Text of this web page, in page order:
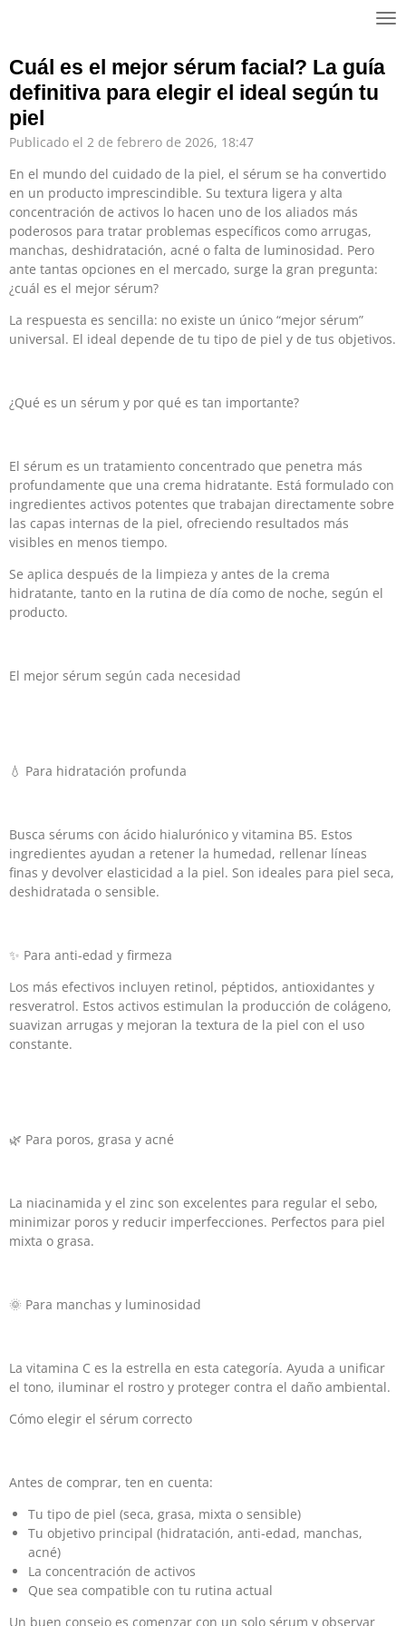
contenido
principal
Cuál es el mejor sérum facial? La guía
definitiva para elegir el ideal según tu
piel
Publicado el 2 de febrero de 2026, 18:47
En el mundo del cuidado de la piel, el sérum se ha convertido
en un producto imprescindible. Su textura ligera y alta
concentración de activos lo hacen uno de los aliados más
poderosos para tratar problemas específicos como arrugas,
manchas, deshidratación, acné o falta de luminosidad. Pero
ante tantas opciones en el mercado, surge la gran pregunta:
¿cuál es el mejor sérum?
La respuesta es sencilla: no existe un único “mejor sérum”
universal. El ideal depende de tu tipo de piel y de tus objetivos.
¿Qué es un sérum y por qué es tan importante?
El sérum es un tratamiento concentrado que penetra más
profundamente que una crema hidratante. Está formulado con
ingredientes activos potentes que trabajan directamente sobre
las capas internas de la piel, ofreciendo resultados más
visibles en menos tiempo.
Se aplica después de la limpieza y antes de la crema
hidratante, tanto en la rutina de día como de noche, según el
producto.
El mejor sérum según cada necesidad
💧 Para hidratación profunda
Busca sérums con ácido hialurónico y vitamina B5. Estos
ingredientes ayudan a retener la humedad, rellenar líneas
finas y devolver elasticidad a la piel. Son ideales para piel seca,
deshidratada o sensible.
✨ Para anti-edad y firmeza
Los más efectivos incluyen retinol, péptidos, antioxidantes y
resveratrol. Estos activos estimulan la producción de colágeno,
suavizan arrugas y mejoran la textura de la piel con el uso
constante.
🌿 Para poros, grasa y acné
La niacinamida y el zinc son excelentes para regular el sebo,
minimizar poros y reducir imperfecciones. Perfectos para piel
mixta o grasa.
🌞 Para manchas y luminosidad
La vitamina C es la estrella en esta categoría. Ayuda a unificar
el tono, iluminar el rostro y proteger contra el daño ambiental.
Cómo elegir el sérum correcto
Antes de comprar, ten en cuenta:
Tu tipo de piel (seca, grasa, mixta o sensible)
Tu objetivo principal (hidratación, anti-edad, manchas,
acné)
La concentración de activos
Que sea compatible con tu rutina actual
Un buen consejo es comenzar con un solo sérum y observar